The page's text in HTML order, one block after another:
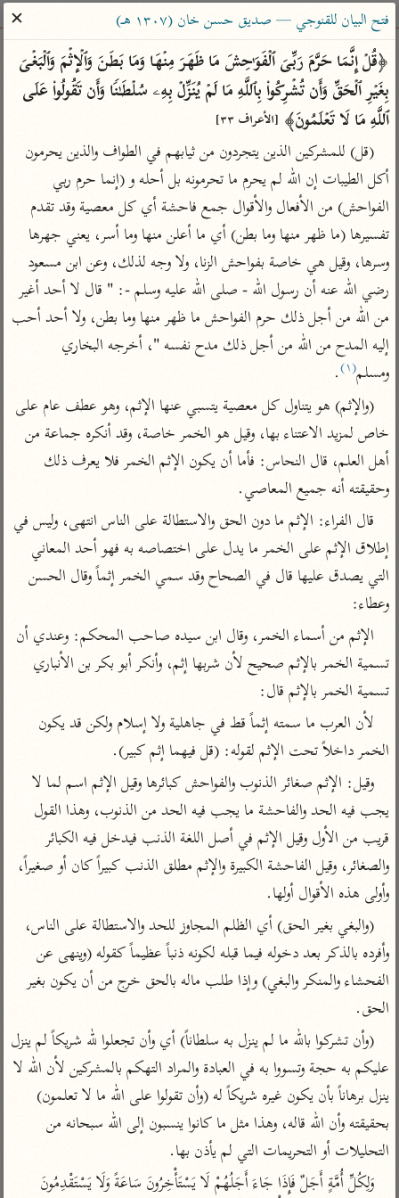
ساهم معنا في نشر القرآن والعلم الشرعي
الباحث القرآني
بحث تفسير علوم مصاحف معاجم
Type 2 or more characters for results.
Type 1 or more
characters for results.
أمّهات
تفسير الطبري
تفسير ابن كثير
تفسير القرطبي
تفسير البغوي
جمع الأقوال
تفسير ابن الجوزي
تفسير الماوردي
منتقاة
تفسير ابن القيم
تفسير ابن تيمية
عامّة
تفسير السمعاني
تفسير مكّي
محاسن التأويل
للقاسمي
تفسير الثعالبي
تفسير السمرقندي
تفسير الثعلبي
عامّة
فتح البيان للقنوجي
فتح القدير للشوكاني
تفسير ابن جزي
تفسير الآلوسي
تفسير الرازي
أخرى
أضواء البيان
نظم الدرر للبقاعي
التحرير والتنوير
المحرر الوجيز لابن
البحر المحيط لأبي
حيان
البسيط للواحدي
تفسير أبي السعود
الكشاف للزمخشري
معاصرة
الميسر
المختصر في
التفسير
تفسير السعدي
القرآن – تدبر وعمل
تفسير ابن عثيمين
تفسير الجلالين
جامع البيان للإيجي
تفسير البيضاوي
الوجيز للواحدي
تفسير ابن أبي زمنين
آثار
المأثور
الدر المنثور
تفسير ابن أبي حاتم
تفسير مقاتل
اشترك لتصلك أخبار مشاريعنا
اشترك
راسلنا •تليجرام •تويتر
تعليمات •عن الباحث القرآني
فتح البيان للقنوجي — صديق حسن خان (١٣٠٧ هـ)
✕
ٱللَّهِ مَا لَا تَعۡلَمُونَ﴾ [الأعراف ٣٣]
رضي الله عنه أن رسول الله - صلى الله عليه وسلم -: " قال لا أحد أغير
ومسلم(١) .
وحقيقته أنه جميع المعاصي.
وعطاء:
تسمية الخمر بالإثم قال:
الخمر داخلاً تحت الإثم لقوله: (قل فيهما إثم كبير).
قريب من الأول وقيل الإثم في أصل اللغة الذنب فيدخل فيه الكبائر
وأولى هذه الأقوال أولها.
الفحشاء والمنكر والبغي) وإذا طلب ماله بالحق خرج من أن يكون بغير
الحق.
التحليلات أو التحريمات التي لم يأذن بها.